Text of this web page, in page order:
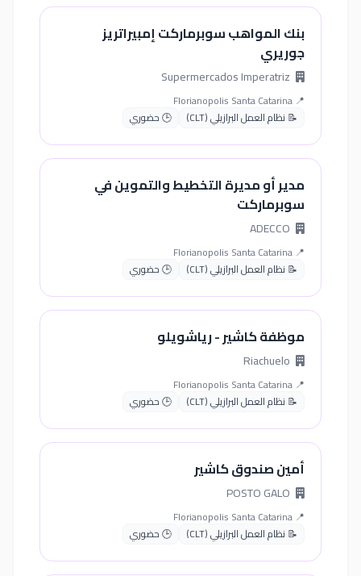
بنك المواهب سوبرماركت إمبيراتريز
جوريري
📍 Florianopolis Santa Catarina
📝 نظام العمل البرازيلي (CLT)
🕒 حضوري
مدير أو مديرة التخطيط والتموين في
سوبرماركت
📍 Florianopolis Santa Catarina
📝 نظام العمل البرازيلي (CLT)
🕒 حضوري
موظفة كاشير - رياشويلو
📍 Florianopolis Santa Catarina
📝 نظام العمل البرازيلي (CLT)
🕒 حضوري
أمين صندوق كاشير
📍 Florianopolis Santa Catarina
📝 نظام العمل البرازيلي (CLT)
🕒 حضوري